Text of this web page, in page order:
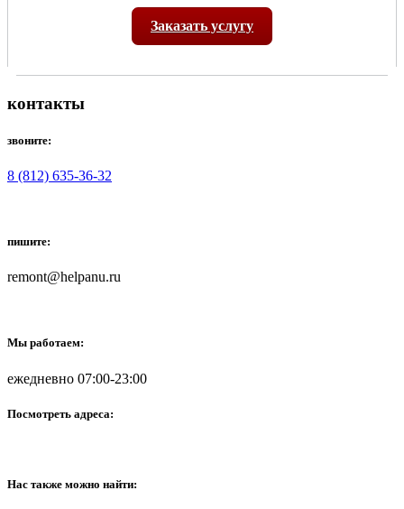
Заказать услугу
контакты
звоните:
8 (812) 635-36-32
пишите:
remont@helpanu.ru
Мы работаем:
ежедневно 07:00-23:00
Посмотреть адреса:
Нас также можно найти: